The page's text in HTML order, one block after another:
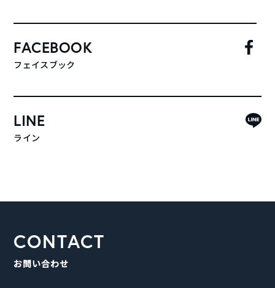
FACEBOOK
フェイスブック
LINE
ライン
CONTACT
お問い合わせ